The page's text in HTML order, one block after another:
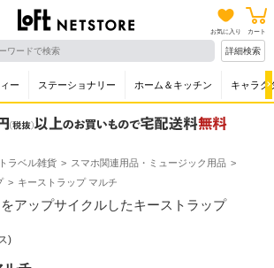
お気に入り カート
詳細検索
ー ステーショナリー ホーム＆キッチン キャラク
ラベル雑貨
スマホ関連用品・ミュージック用品
キーストラップ マルチ
アップサイクルしたキーストラップ
)